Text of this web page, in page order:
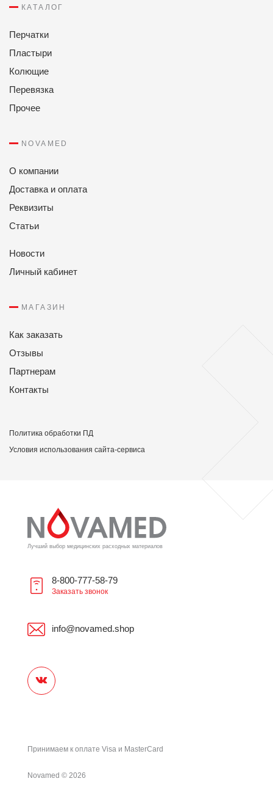
Лучший выбор медицинских расходных материалов
8-800-777-58-79
Заказать звонок
info@novamed.shop
Принимаем к оплате Visa и MasterCard
Novamed © 2026
КАТАЛОГ
Перчатки
Пластыри
Колющие
Перевязка
Прочее
NOVAMED
О компании
Доставка и оплата
Реквизиты
Статьи
Новости
Личный кабинет
МАГАЗИН
Как заказать
Отзывы
Партнерам
Контакты
Политикa обработки ПД
Условия использования сайта-сервиса